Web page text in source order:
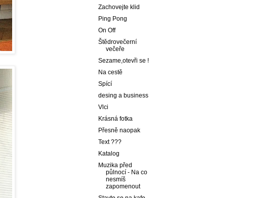
Zachovejte klid
Ping Pong
On Off
Štědrovečerní
večeře
Sezame,otevři se !
Na cestě
Spící
desing a business
Vlci
Krásná fotka
Přesně naopak
Text ???
Katalog
Muzika před
půlnocí - Na co
nesmíš
zapomenout